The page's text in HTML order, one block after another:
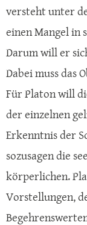
versteht unter
einen Mangel in
Darum will er
Dabei muss das
Für Platon will
der einzelnen
Erkenntnis der
sozusagen die
körperlichen.
Vorstellungen,